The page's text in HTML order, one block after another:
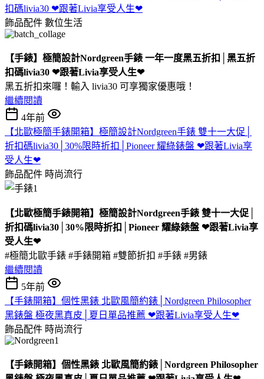
扣碼livia30 ❤跟著Livia享受人生❤
飾品配件 數位生活
【手錶】極簡設計Nordgreen手錶 一年一度黑五折扣│黑五折
扣碼livia30 ❤跟著Livia享受人生❤
黑五折扣來囉！輸入 livia30 可享獨家優惠哦！
繼續閱讀
4年前
【北歐極簡手錶開箱】極簡設計Nordgreen手錶 雙十一大促│
折扣碼livia30│30%限時折扣│Pioneer 耀綠錶盤 ❤跟著Livia享
受人生❤
飾品配件 時尚流行
【北歐極簡手錶開箱】極簡設計Nordgreen手錶 雙十一大促│
折扣碼livia30│30%限時折扣│Pioneer 耀綠錶盤 ❤跟著Livia享
受人生❤
#極簡北歐手錶 #手錶開箱 #雙節折扣 #手錶 #男錶
繼續閱讀
5年前
【手錶開箱】個性黑錶 北歐風簡約錶│Nordgreen Philosopher
黑錶盤 極夜黑真皮│夏日單品推薦 ❤跟著Livia享受人生❤
飾品配件 時尚流行
【手錶開箱】個性黑錶 北歐風簡約錶│Nordgreen Philosopher